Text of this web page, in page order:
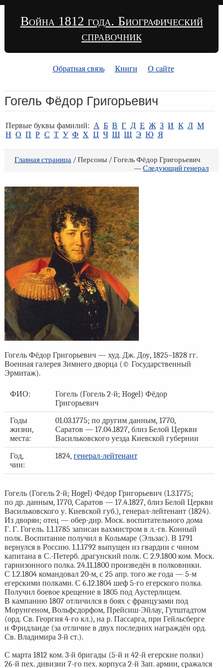
Война 1812 года. Биографический
справочник
Обратная связь Книги О сайте
Гогель Фёдор Григорьевич
Первые буквы фамилий: А Б В Г Д Е Ж З И К Л М
Н О П Р С Т У Ф Х Ц Ч Ш Щ Э Ю Я
Главная страница/ Персоны / Гогель Фёдор Григорьевич
—Следующий генерал
Гогель Фёдор Григорьевич — худ. Дж. Доу, 1825–1828 гг.
Военная галерея Зимнего дворца (© Государственный
Эрмитаж).
ФИО:
Гогель (Гогель 2-й; Hogel) Фёдор
Григорьевич
Годы
жизни,
места:
01.03.1775; по другим данным, 1770,
Саратов — 17.04.1827, близ Белой Церкви
Васильковского уезда Киевской губернии
Год,
чин:
1824, генерал-лейтенант
Гогель (Гогель 2-й; Hogel) Фёдор Григорьевич (1.3.1775;
по др. данным, 1770, Саратов — 17.4.1827, близ Белой Церкви
Васильковского у. Киевской губ.), генерал-лейтенант (1824).
Из дворян; отец — обер-дир. Моск. воспитательного дома
Г. Г. Гогель. 1.1.1785 записан вахмистром в л.-гв. Конный
полк. Воспитание получил в Кольмаре (Эльзас). В 1791
вернулся в Россию. 1.1.1792 выпущен из гвардии с чином
капитана в С.-Петерб. драгунский полк. С 2.9.1800 ком. Моск.
гарнизонного полка. 24.11.1800 произведён в полковники.
С 1.2.1804 командовал 20-м, с 25 апр. того же года — 5-м
егерскими полками. С 6.12.1804 шеф 5-го егерского полка.
Получил боевое крещение в 1805 под Аустерлицем.
В кампанию 1807 отличился в боях с французами под
Морунгеном, Вольфсдорфом, Прейсиш-Эйлау, Гутштадтом
(орд. Св. Георгия 4-го кл.), на р. Пассарга, при Гейльсберге
и Фридланде (за отличие в двух последних награждён орд.
Св. Владимира 3-й ст.).
С марта 1812 ком. 3-й бригады (5-й и 42-й егерские полки)
26-й пех. дивизии 7-го пех. корпуса 2-й Зап. армии, сражался